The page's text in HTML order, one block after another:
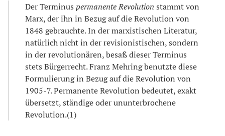
Der Terminus permanente Revolution stammt von
Marx, der ihn in Bezug auf die Revolution von
1848 gebrauchte. In der marxistischen Literatur,
natürlich nicht in der revisionistischen, sondern
in der revolutionären, besaß dieser Terminus
stets Bürgerrecht. Franz Mehring benutzte diese
Formulierung in Bezug auf die Revolution von
1905-7. Permanente Revolution bedeutet, exakt
übersetzt, ständige oder ununterbrochene
Revolution.(1)